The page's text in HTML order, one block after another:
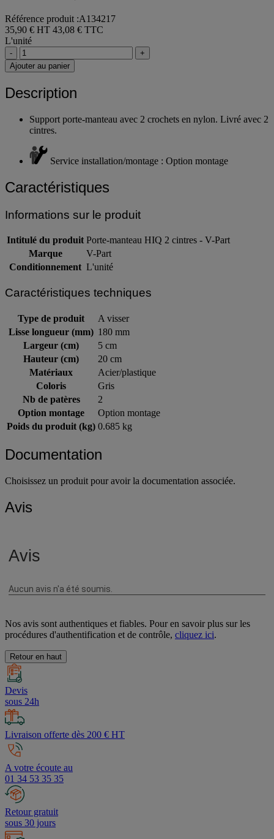
Référence produit :A134217
35,90 € HT 43,08 € TTC
L'unité
-
+
Ajouter au panier
Description
Support porte-manteau avec 2 crochets en nylon. Livré avec 2
cintres.
Service installation/montage : Option montage
Caractéristiques
Informations sur le produit
Intitulé du produit Porte-manteau HIQ 2 cintres - V-Part
Marque
V-Part
Conditionnement L'unité
Caractéristiques techniques
Type de produit
A visser
Lisse longueur (mm) 180 mm
Largeur (cm)
5 cm
Hauteur (cm)
20 cm
Matériaux
Acier/plastique
Coloris
Gris
Nb de patères
2
Option montage
Option montage
Poids du produit (kg) 0.685 kg
Documentation
Choisissez un produit pour avoir la documentation associée.
Avis
Nos avis sont authentiques et fiables. Pour en savoir plus sur les
procédures d'authentification et de contrôle, cliquez ici.
Retour en haut
Devis
sous 24h
Livraison offerte dès 200 € HT
A votre écoute au
01 34 53 35 35
Retour gratuit
sous 30 jours